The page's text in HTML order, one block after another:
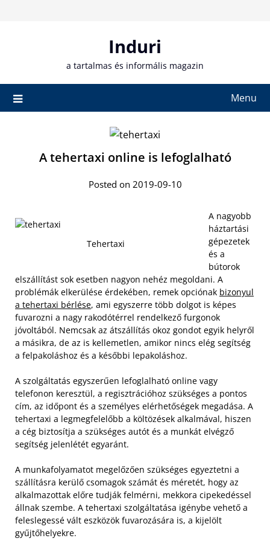
Induri
a tartalmas és informális magazin
Menu
A tehertaxi online is lefoglalható
Posted on 2019-09-10
Tehertaxi
A nagyobb
háztartási
gépezetek
és a
bútorok
elszállítást sok esetben nagyon nehéz megoldani. A
problémák elkerülése érdekében, remek opciónak bizonyul
a tehertaxi bérlése, ami egyszerre több dolgot is képes
fuvarozni a nagy rakodótérrel rendelkező furgonok
jóvoltából. Nemcsak az átszállítás okoz gondot egyik helyről
a másikra, de az is kellemetlen, amikor nincs elég segítség
a felpakoláshoz és a későbbi lepakoláshoz.
A szolgáltatás egyszerűen lefoglalható online vagy
telefonon keresztül, a regisztrációhoz szükséges a pontos
cím, az időpont és a személyes elérhetőségek megadása. A
tehertaxi a legmegfelelőbb a költözések alkalmával, hiszen
a cég biztosítja a szükséges autót és a munkát elvégző
segítség jelenlétét egyaránt.
A munkafolyamatot megelőzően szükséges egyeztetni a
szállításra kerülő csomagok számát és méretét, hogy az
alkalmazottak előre tudják felmérni, mekkora cipekedéssel
állnak szembe. A tehertaxi szolgáltatása igénybe vehető a
feleslegessé vált eszközök fuvarozására is, a kijelölt
gyűjtőhelyekre.